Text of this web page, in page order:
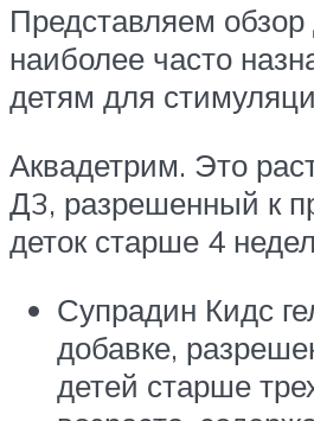
Представляем обзор
наиболее часто
детям для
Аквадетрим. Это
Д3, разрешенный к
деток старше 4
Супрадин Кидс
добавке,
детей старше